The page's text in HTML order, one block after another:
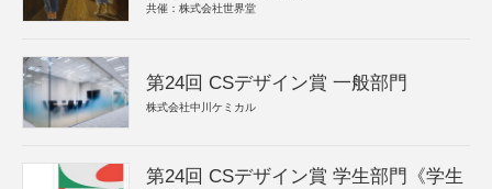
共催：株式会社世界堂
第24回 CSデザイン賞 一般部門
株式会社中川ケミカル
第24回 CSデザイン賞 学生部門《学生